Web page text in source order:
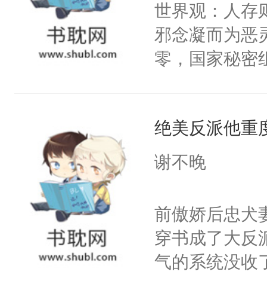
世界观：人存
邪念凝而为恶
零，国家秘密
子嗣）。盘龙
孤独成性，被
嘴硬心软、宠
他才发现：他
氓，本体是全
来想逗逗人
绝美反派他重
谢不晚
前傲娇后忠犬
穿书成了大反
气的系统没收